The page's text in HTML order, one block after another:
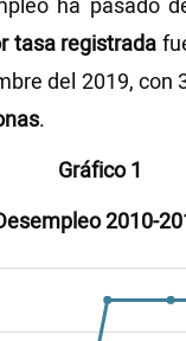
ha pasado
tasa registrada
del 2019, con
.
Gráfico 1
2010-